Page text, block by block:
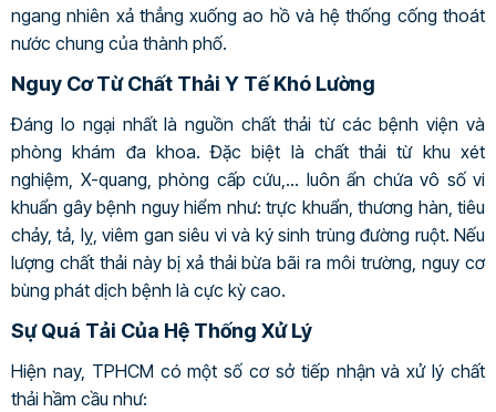
ngang nhiên xả thẳng xuống ao hồ và hệ thống cống thoát
nước chung của thành phố.
Nguy Cơ Từ Chất Thải Y Tế Khó Lường
Đáng lo ngại nhất là nguồn chất thải từ các bệnh viện và
phòng khám đa khoa. Đặc biệt là chất thải từ khu xét
nghiệm, X-quang, phòng cấp cứu,… luôn ẩn chứa vô số vi
khuẩn gây bệnh nguy hiểm như: trực khuẩn, thương hàn, tiêu
chảy, tả, lỵ, viêm gan siêu vi và ký sinh trùng đường ruột. Nếu
lượng chất thải này bị xả thải bừa bãi ra môi trường, nguy cơ
bùng phát dịch bệnh là cực kỳ cao.
Sự Quá Tải Của Hệ Thống Xử Lý
Hiện nay, TPHCM có một số cơ sở tiếp nhận và xử lý chất
thải hầm cầu như: